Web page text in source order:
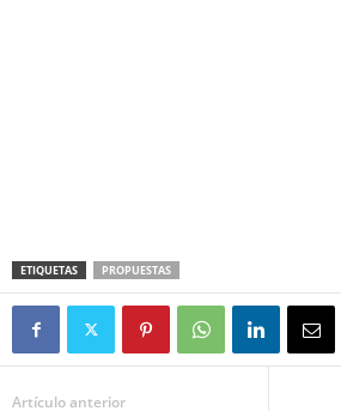
ETIQUETAS PROPUESTAS
Artículo anterior